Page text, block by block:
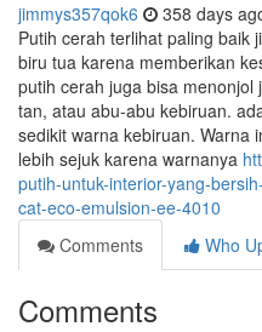
jimmys357qok6 358 days
Putih cerah terlihat paling baik
biru tua karena memberikan
putih cerah juga bisa
tan, atau abu-abu kebiruan.
sedikit warna kebiruan. Warna
lebih sejuk karena warnanya
putih-untuk-interior-yang-
cat-eco-emulsion-ee-4010
Comments
Who
Comments